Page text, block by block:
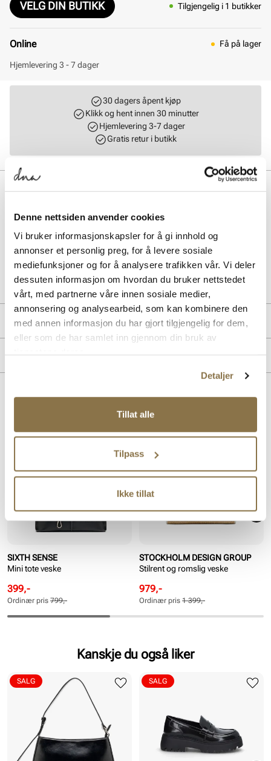
Denne nettsiden anvender cookies
Vi bruker informasjonskapsler for å gi innhold og
annonser et personlig preg, for å levere sosiale
mediefunksjoner og for å analysere trafikken vår. Vi deler
dessuten informasjon om hvordan du bruker nettstedet
vårt, med partnerne våre innen sosiale medier,
annonsering og analysearbeid, som kan kombinere den
med annen informasjon du har gjort tilgjengelig for dem,
eller som de har samlet inn gjennom din bruk av
Detaljer
Tillat alle
Tilpass
Ikke tillat
VELG DIN BUTIKK Tilgjengelig i 1 butikker
Online Få på lager
Hjemlevering 3 - 7 dager
30 dagers åpent kjøp
Klikk og hent innen 30 minutter
Hjemlevering 3-7 dager
Gratis retur i butikk
Tøff og trendy totebag fra UNIFIED. Myk og romslig modell med
på innsiden. Vegan. Mål: L = 28 cm H = 36 cm B = 13 cm.
Art. nr.96143407
Lev. art. nr8911
PRODUKTDETALJER
MERKE
Lignende produkter
SIXTH SENSE
Mini tote veske
Rabattert
pris
Pris
399,-
Ordinær
pris
Pris
Ordinær pris 799,-
STOCKHOLM DESIGN GROUP
Stilrent og romslig veske
Rabattert
pris
Pris
979,-
Ordinær
pris
Pris
Ordinær pris 1 399,-
Kanskje du også liker
SALG SALG